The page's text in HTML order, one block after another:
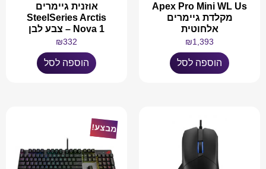
Apex Pro Mini WL Us
מקלדת גיימרים
אלחוטית
₪1,393
הוספה לסל
אוזנית גיימרים
SteelSeries Arctis
Nova 1 – צבע לבן
₪332
הוספה לסל
מבצע!